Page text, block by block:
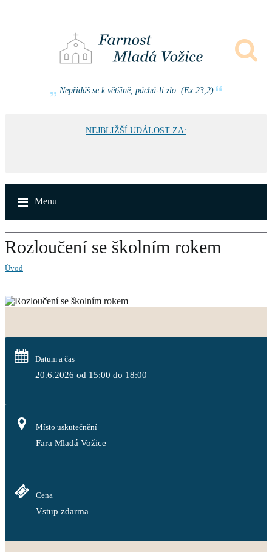
Nepřidáš se k většině, páchá-li zlo. (Ex 23,2)
NEJBLIŽŠÍ UDÁLOST ZA:
Menu
Rozloučení se školním rokem
Úvod
Datum a čas
20.6.2026 od 15:00 do 18:00
Místo uskutečnění
Fara Mladá Vožice
Cena
Vstup zdarma